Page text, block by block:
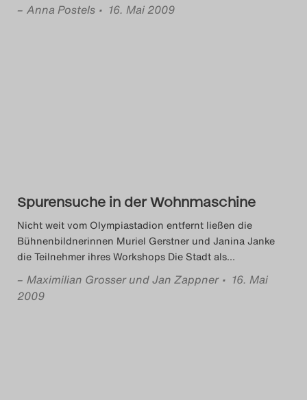
– Anna Postels • 16. Mai 2009
Spurensuche in der Wohnmaschine
Nicht weit vom Olympiastadion entfernt ließen die
Bühnenbildnerinnen Muriel Gerstner und Janina Janke
die Teilnehmer ihres Workshops Die Stadt als…
– Maximilian Grosser und Jan Zappner • 16. Mai
2009